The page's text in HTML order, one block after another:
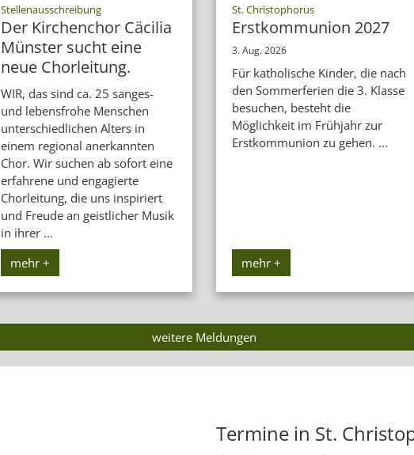
Stellenausschreibung:
Der Kirchenchor Cäcilia
Münster sucht eine
neue Chorleitung.
WIR, das sind ca. 25 sanges-
und lebensfrohe Menschen
unterschiedlichen Alters in
einem regional anerkannten
Chor. Wir suchen ab sofort eine
erfahrene und engagierte
Chorleitung, die uns inspiriert
und Freude an geistlicher Musik
in ihrer ...
mehr +
St. Christophorus:
Erstkommunion 2027
3. Aug. 2026
Für katholische Kinder, die nach
den Sommerferien die 3. Klasse
besuchen, besteht die
Möglichkeit im Frühjahr zur
Erstkommunion zu gehen. ...
mehr +
weitere Meldungen
Termine in St.